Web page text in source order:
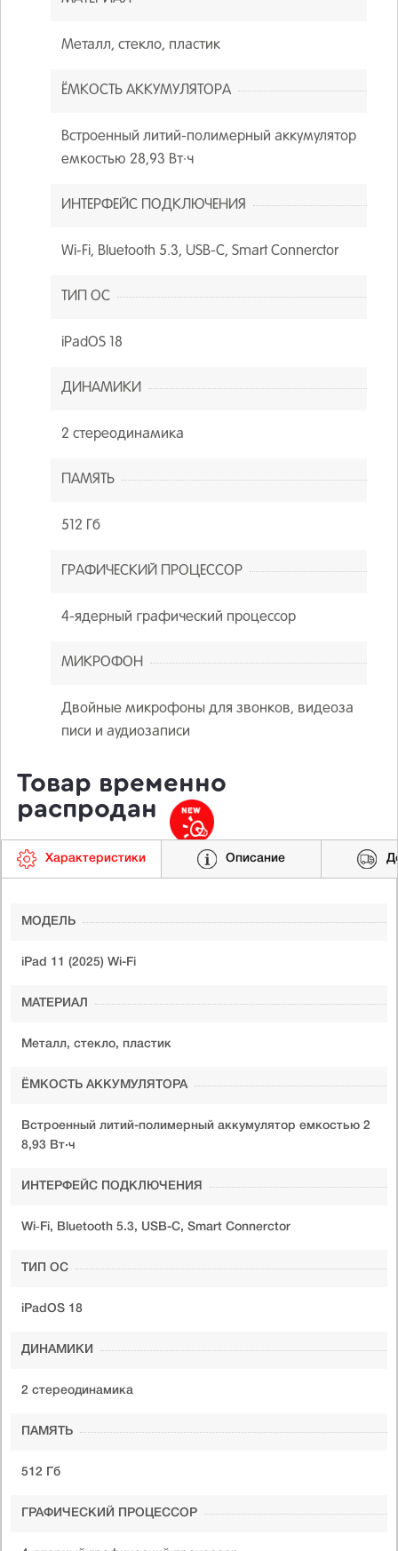
Товар временно
распродан
Металл, стекло, пластик
ЁМКОСТЬ АККУМУЛЯТОРА
Встроенный литий-полимерный аккумулятор
емкостью 28,93 Вт·ч
ИНТЕРФЕЙС ПОДКЛЮЧЕНИЯ
Wi‑Fi, Bluetooth 5.3, USB-C, Smart Connerctor
ТИП ОС
iPadOS 18
ДИНАМИКИ
2 стереодинамика
ПАМЯТЬ
512 Гб
ГРАФИЧЕСКИЙ ПРОЦЕССОР
4-ядерный графический процессор
МИКРОФОН
Двойные микрофоны для звонков, видеоза
писи и аудиозаписи
Характеристики Описание
МОДЕЛЬ
iPad 11 (2025) Wi-Fi
МАТЕРИАЛ
Металл, стекло, пластик
ЁМКОСТЬ АККУМУЛЯТОРА
Встроенный литий-полимерный аккумулятор емкостью 2
8,93 Вт·ч
ИНТЕРФЕЙС ПОДКЛЮЧЕНИЯ
Wi‑Fi, Bluetooth 5.3, USB-C, Smart Connerctor
ТИП ОС
iPadOS 18
ДИНАМИКИ
2 стереодинамика
ПАМЯТЬ
512 Гб
ГРАФИЧЕСКИЙ ПРОЦЕССОР